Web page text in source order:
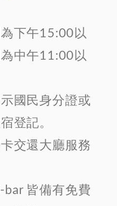
下午15:00以
中午11:00以
國民身分證或
登記。
交還大廳服務
皆備有免費